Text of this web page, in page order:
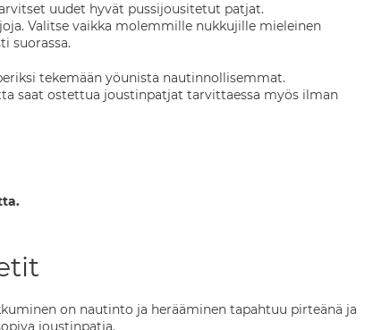
uudet hyvät pussijousitetut patjat.
Valitse vaikka molemmille nukkujille mieleinen
suorassa.
tekemään yöunista nautinnollisemmat.
saat ostettua joustinpatjat tarvittaessa myös ilman
on nautinto ja herääminen tapahtuu pirteänä ja
joustinpatja.